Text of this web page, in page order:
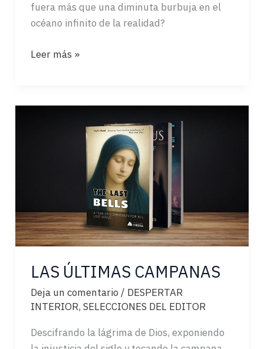
fuera más que una diminuta burbuja en el
océano infinito de la realidad?
EL
Leer más »
LAS ÚLTIMAS CAMPANAS
Deja un comentario / DESPERTAR
INTERIOR, SELECCIONES DEL EDITOR
Descifrando la lágrima de Dios, exponiendo